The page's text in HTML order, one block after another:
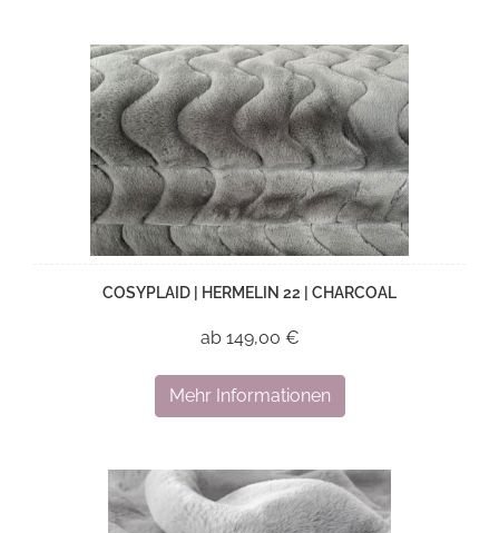
COSYPLAID | HERMELIN 22 | CHARCOAL
ab 149,00 €
Mehr Informationen